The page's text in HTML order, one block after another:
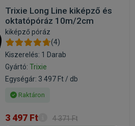
Trixie Long Line kiképző és
oktatópóráz 10m/2cm
kiképző póráz
(4)
Kiszerelés: 1 Darab
Gyártó: Trixie
Egységár: 3 497 Ft / db
Raktáron
3 497 Ft 4 371 Ft